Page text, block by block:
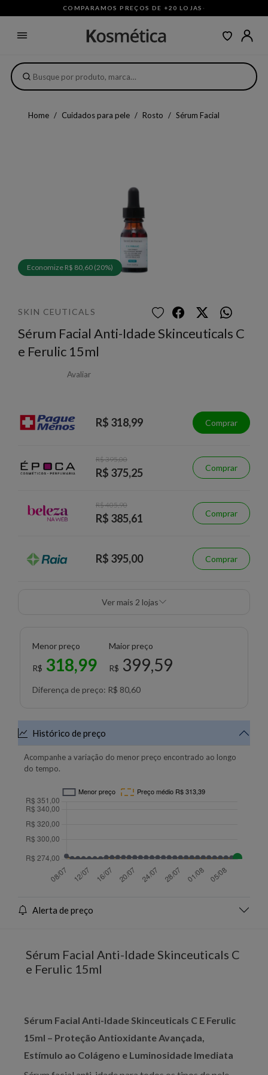
COMPARAMOS PREÇOS DE +20 LOJAS ·
Home Cuidados para pele Rosto Sérum Facial
Economize R$ 80,60 (20%)
SKIN CEUTICALS
Sérum Facial Anti-Idade Skinceuticals C
e Ferulic 15ml
Avaliar
R$ 318,99 Comprar
R$ 395,00
R$ 375,25 Comprar
R$ 405,90
R$ 385,61 Comprar
R$ 395,00 Comprar
Ver mais 2 lojas
Menor preço
R$ 318,99
Maior preço
R$ 399,59
Diferença de preço: R$ 80,60
Histórico de preço
Acompanhe a variação do menor preço encontrado ao longo
do tempo.
Alerta de preço
Sérum Facial Anti-Idade Skinceuticals C
e Ferulic 15ml
Sérum Facial Anti-Idade Skinceuticals C E Ferulic
15ml – Proteção Antioxidante Avançada,
Estímulo ao Colágeno e Luminosidade Imediata